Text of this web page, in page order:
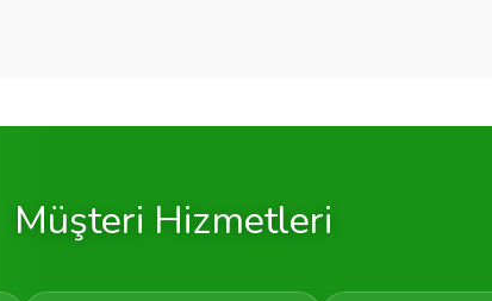
Müşteri Hizmetleri